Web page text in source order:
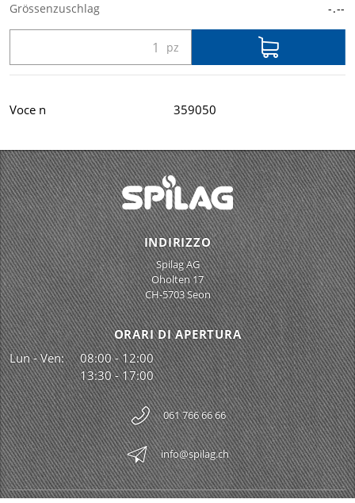
Grössenzuschlag -.--
Voce n 359050
INDIRIZZO
Spilag AG
Oholten 17
CH-5703 Seon
ORARI DI APERTURA
Lun - Ven:
08:00 - 12:00
13:30 - 17:00
061 766 66 66
info@spilag.ch